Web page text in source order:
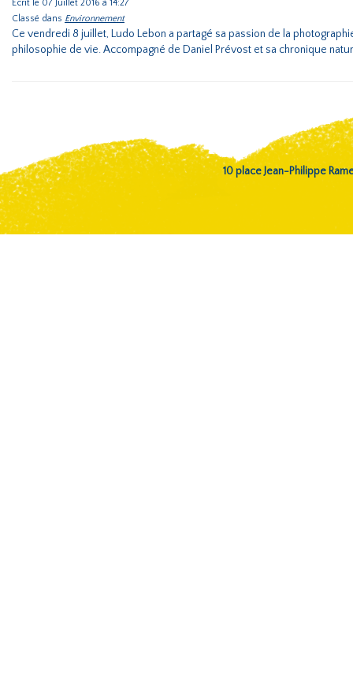
Écrit le 07 Juillet 2016 à 14:27
Classé dans Environnement
Ce vendredi 8 juillet, Ludo Lebon a partagé sa passion de la
philosophie de vie. Accompagné de Daniel Prévost et sa chronique
10 place Jean-Philippe